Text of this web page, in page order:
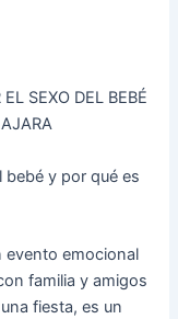
SEXO DEL BEBÉ
bebé y por qué es
evento emocional
familia y amigos
fiesta, es un